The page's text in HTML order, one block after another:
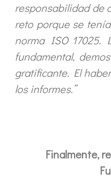
responsabilidad de
reto porque se
norma ISO 17025.
fundamental,
gratificante. El
los informes.”
Finalmente,